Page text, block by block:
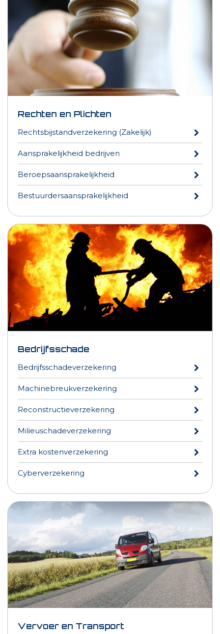
Rechten en Plichten
Rechtsbijstandverzekering (Zakelijk)
Aansprakelijkheid bedrijven
Beroepsaansprakelijkheid
Bestuurdersaansprakelijkheid
Bedrijfsschade
Bedrijfsschadeverzekering
Machinebreukverzekering
Reconstructieverzekering
Milieuschadeverzekering
Extra kostenverzekering
Cyberverzekering
Vervoer en Transport